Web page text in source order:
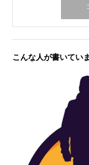
こんな人が書いてい